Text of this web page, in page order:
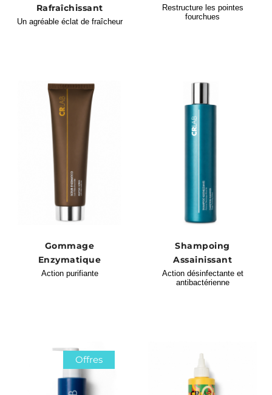
Rafraîchissant
Un agréable éclat de fraîcheur
Restructure les pointes
fourchues
Gommage
Enzymatique
Action purifiante
Shampoing
Assainissant
Action désinfectante et
antibactérienne
Offres